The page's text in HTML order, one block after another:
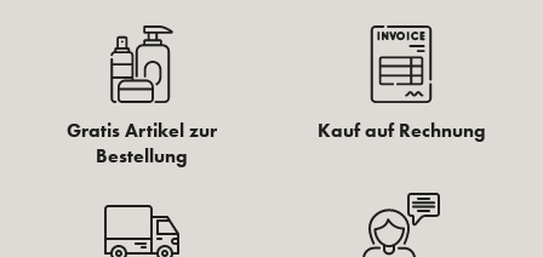
Gratis Artikel zur
Bestellung
Kauf auf Rechnung